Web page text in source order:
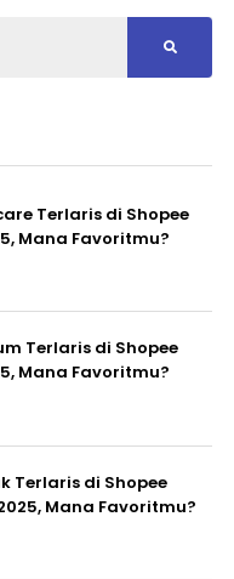
Terlaris di Shopee
Mana Favoritmu?
Terlaris di Shopee
Mana Favoritmu?
Terlaris di Shopee
Mana Favoritmu?